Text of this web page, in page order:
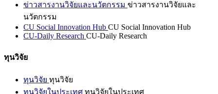
ข่าวสารงานวิจัยและนวัตกรรม ข่าวสารงานวิจัยและ
นวัตกรรม
CU Social Innovation Hub CU Social Innovation Hub
CU-Daily Research CU-Daily Research
ทุนวิจัย
ทุนวิจัย ทุนวิจัย
ทุนวิจัยในประเทศ ทุนวิจัยในประเทศ